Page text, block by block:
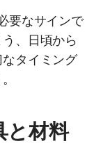
要なサインで
、日頃から
タイミング
と材料